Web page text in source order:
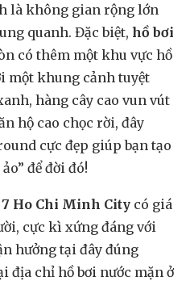
là không gian rộng lớn
quanh. Đặc biệt, hồ bơi
có thêm một khu vực hồ
một khung cảnh tuyệt
hàng cây cao vun vút
hộ cao chọc rời, đây
cực đẹp giúp bạn tạo
để đời đó!
Ho Chi Minh City có giá
cực kì xứng đáng với
hưởng tại đây đúng
địa chỉ hồ bơi nước mặn ở